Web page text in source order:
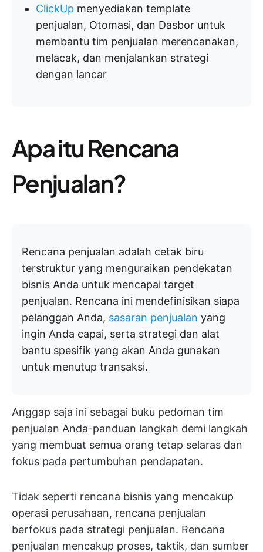
ClickUp menyediakan template
penjualan, Otomasi, dan Dasbor untuk
membantu tim penjualan merencanakan,
melacak, dan menjalankan strategi
dengan lancar
Apa itu Rencana
Penjualan?
Rencana penjualan adalah cetak biru
terstruktur yang menguraikan pendekatan
bisnis Anda untuk mencapai target
penjualan. Rencana ini mendefinisikan siapa
pelanggan Anda, sasaran penjualan yang
ingin Anda capai, serta strategi dan alat
bantu spesifik yang akan Anda gunakan
untuk menutup transaksi.
Anggap saja ini sebagai buku pedoman tim
penjualan Anda-panduan langkah demi langkah
yang membuat semua orang tetap selaras dan
fokus pada pertumbuhan pendapatan.
Tidak seperti rencana bisnis yang mencakup
operasi perusahaan, rencana penjualan
berfokus pada strategi penjualan. Rencana
penjualan mencakup proses, taktik, dan sumber